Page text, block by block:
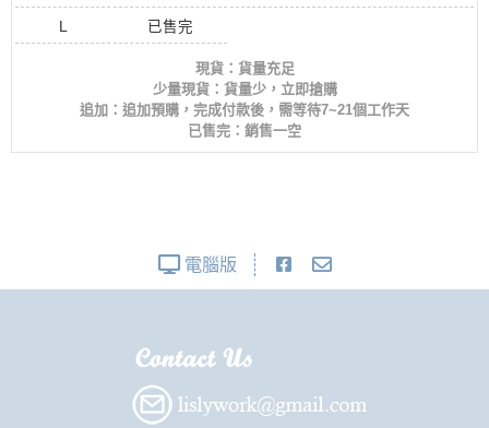
已售完
現貨：貨量充足
少量現貨：貨量少，立即搶購
追加：追加預購，完成付款後，需等待7~21個工作天
已售完：銷售一空
電腦版